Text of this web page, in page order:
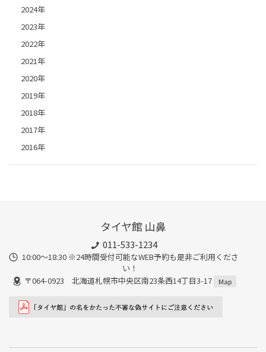
2024年
2023年
2022年
2021年
2020年
2019年
2018年
2017年
2016年
タイヤ館 山鼻
011-533-1234
10:00～18:30 ※24時間受付可能なWEB予約も是非ご利用くださ
い！
〒064-0923 北海道札幌市中央区南23条西14丁目3-17
Map